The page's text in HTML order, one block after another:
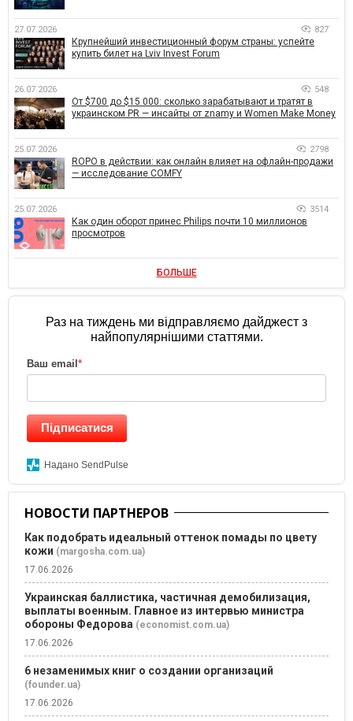
27.07.2026 827
Крупнейший инвестиционный форум страны: успейте
купить билет на Lviv Invest Forum
26.07.2026 548
От $700 до $15 000: сколько зарабатывают и тратят в
украинском PR — инсайты от znamy и Women Make Money
25.07.2026 2798
ROPO в действии: как онлайн влияет на офлайн-продажи
— исследование COMFY
25.07.2026 3514
Как один оборот принес Philips почти 10 миллионов
просмотров
БОЛЬШЕ
Раз на тиждень ми відправляємо дайджест з
найпопулярнішими статтями.
Ваш email*
Підписатися
Надано SendPulse
НОВОСТИ ПАРТНЕРОВ
Как подобрать идеальный оттенок помады по цвету
кожи (margosha.com.ua)
17.06.2026
Украинская баллистика, частичная демобилизация,
выплаты военным. Главное из интервью министра
обороны Федорова (economist.com.ua)
17.06.2026
6 незаменимых книг о создании организаций
(founder.ua)
17.06.2026